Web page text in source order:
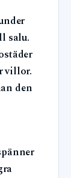
salu.
villor.
den